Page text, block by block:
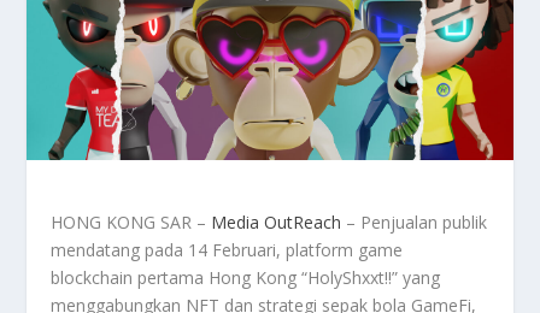
HONG KONG SAR – Media OutReach – Penjualan publik
mendatang pada 14 Februari, platform game
blockchain pertama Hong Kong “HolyShxxt!!” yang
menggabungkan NFT dan strategi sepak bola GameFi,